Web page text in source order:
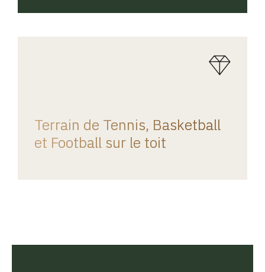
Terrain de Tennis, Basketball
et Football sur le toit